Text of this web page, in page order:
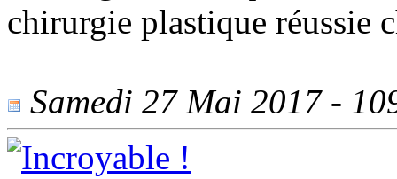
chirurgie plastique réussie
Samedi 27 Mai 2017 -